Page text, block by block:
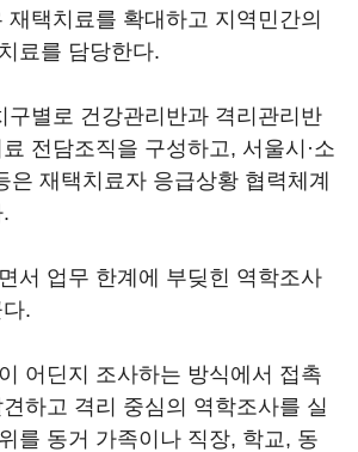
재택치료를 확대하고 지역민간의
료를 담당한다.
구별로 건강관리반과 격리관리반
전담조직을 구성하고, 서울시·소
은 재택치료자 응급상황 협력체계
서 업무 한계에 부딪힌 역학조사
.
어딘지 조사하는 방식에서 접촉
하고 격리 중심의 역학조사를 실
를 동거 가족이나 직장, 학교, 동